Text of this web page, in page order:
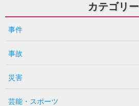
カテゴリー
事件
事故
災害
芸能・スポーツ